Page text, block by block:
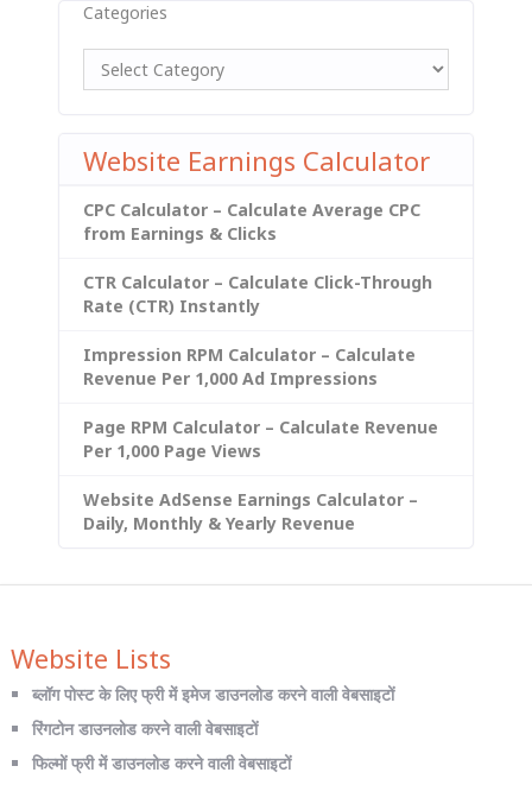
Categories
Website Earnings Calculator
CPC Calculator – Calculate Average CPC
from Earnings & Clicks
CTR Calculator – Calculate Click-Through
Rate (CTR) Instantly
Impression RPM Calculator – Calculate
Revenue Per 1,000 Ad Impressions
Page RPM Calculator – Calculate Revenue
Per 1,000 Page Views
Website AdSense Earnings Calculator –
Daily, Monthly & Yearly Revenue
Website Lists
ब्लॉग पोस्ट के लिए फ्री में इमेज डाउनलोड करने वाली वेबसाइटों
रिंगटोन डाउनलोड करने वाली वेबसाइटों
फिल्मों फ्री में डाउनलोड करने वाली वेबसाइटों